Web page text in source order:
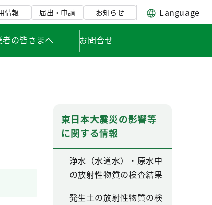
情報 届出・申請 お知らせ Language
者の皆さまへ お問合せ
東日本大震災の影響等
に関する情報
浄水（水道水）・原水中
の放射性物質の検査結果
発生土の放射性物質の検